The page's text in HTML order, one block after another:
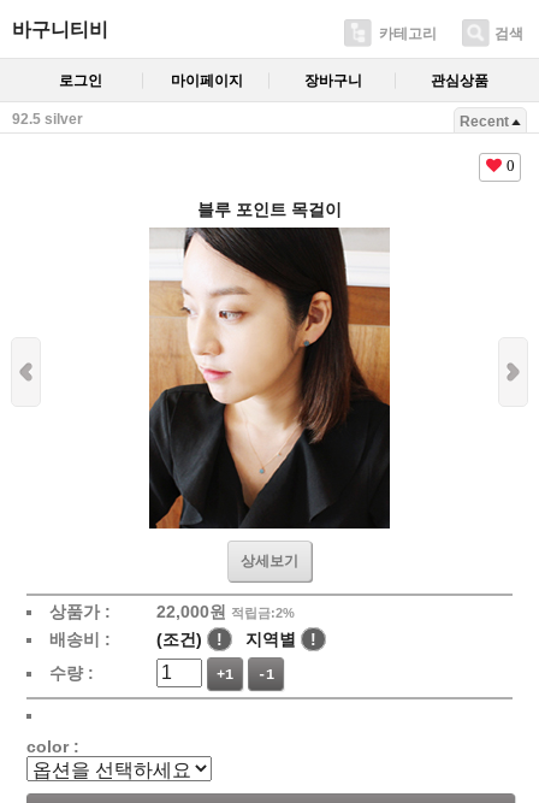
바구니티비 카테고리 검색
로그인 마이페이지 장바구니 관심상품
92.5 silver Recent
0
블루 포인트 목걸이
상세보기
상품가 : 22,000원 적립금:2%
배송비 : (조건) ! 지역별
!
수량 :
+1 -1
color :